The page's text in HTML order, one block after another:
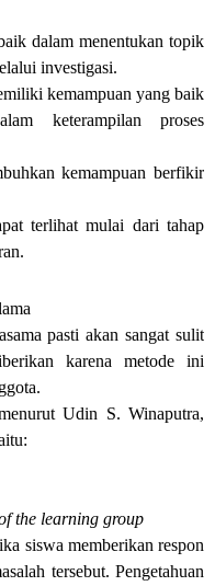
dalam menentukan topik
investigasi.
kemampuan yang baik
keterampilan proses
kemampuan berfikir
terlihat mulai dari tahap
pasti akan sangat sulit
karena metode ini
Udin S. Winaputra,
the learning group
siswa memberikan respon
tersebut. Pengetahuan